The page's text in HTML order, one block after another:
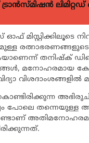
ഓഫ് മിസ്റ്റിക്കിലൂടെ
തനിഷ്‌ക്
മനോഹരമായ
പോലെ